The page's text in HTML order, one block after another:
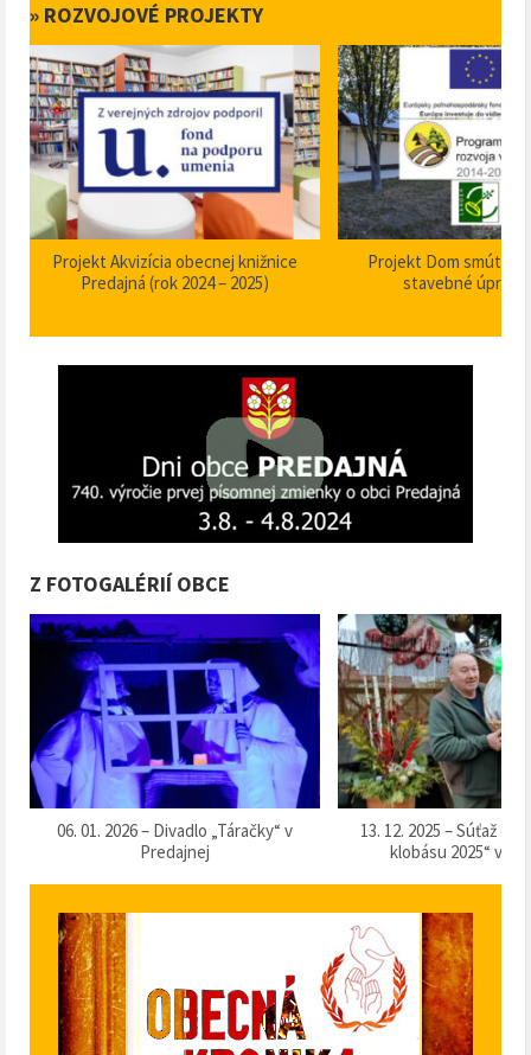
» ROZVOJOVÉ PROJEKTY
Projekt Akvizícia obecnej knižnice
Predajná (rok 2024 – 2025)
Projekt Dom smútku
stavebné úpravy
Z FOTOGALÉRIÍ OBCE
06. 01. 2026 – Divadlo „Táračky“ v
Predajnej
13. 12. 2025 – Súťaž o
klobásu 2025“ v